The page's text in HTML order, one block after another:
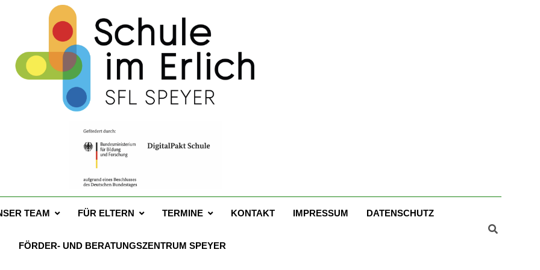
Schule Im Erlich Speyer
TEAM FÜR ELTERN TERMINE KONTAKT IMPRESSUM DATENSCHUTZ
FÖRDER- UND BERATUNGSZENTRUM SPEYER